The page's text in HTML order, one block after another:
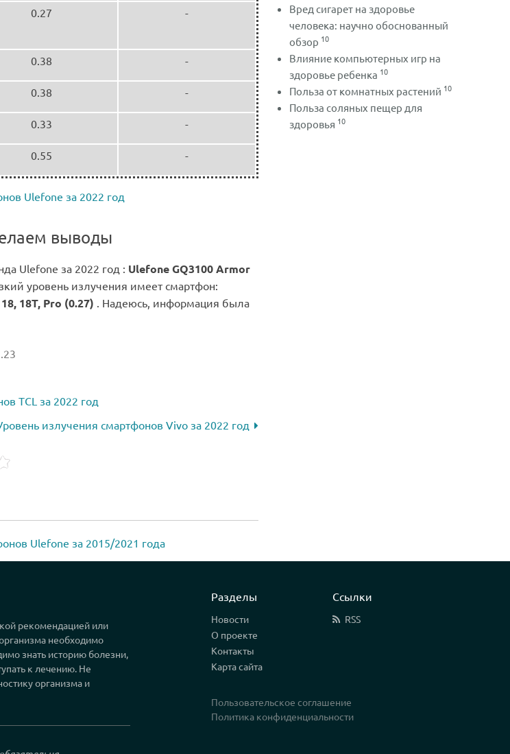
0.27 -
0.38 -
0.38 -
0.33 -
0.55 -
Ulefone за 2022 год
выводы
Ulefone за 2022 год : Ulefone GQ3100 Armor
уровень излучения имеет смартфон:
18T, Pro (0.27) . Надеюсь, информация была
TCL за 2022 год
излучения смартфонов Vivo за 2022 год
Ulefone за 2015/2021 года
Вред сигарет на здоровье
человека: научно обоснованный
обзор 10
Влияние компьютерных игр на
здоровье ребенка 10
Польза от комнатных растений 10
Польза соляных пещер для
здоровья 10
рекомендацией или
необходимо
знать историю болезни,
к лечению. Не
организма и
Разделы
Новости
О проекте
Контакты
Карта сайта
Ссылки
RSS
Пользовательское соглашение
Политика конфиденциальности